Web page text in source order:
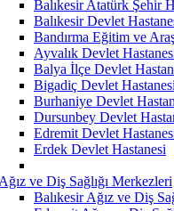
Balıkesir Atatürk Şehir
Balıkesir Devlet
Bandırma Eğitim ve
Ayvalık Devlet
Balya İlçe Devlet
Bigadiç Devlet Hastanesi
Burhaniye Devlet
Dursunbey Devlet
Edremit Devlet
Erdek Devlet Hastanesi
Ağız ve Diş Sağlığı Merkezleri
Balıkesir Ağız ve Diş